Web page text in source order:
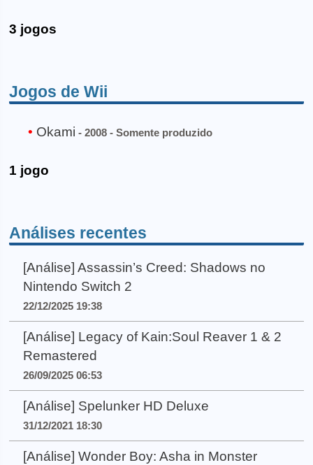
3 jogos
Jogos de Wii
Okami - 2008 - Somente produzido
1 jogo
Análises recentes
[Análise] Assassin’s Creed: Shadows no
Nintendo Switch 2
22/12/2025 19:38
[Análise] Legacy of Kain:Soul Reaver 1 & 2
Remastered
26/09/2025 06:53
[Análise] Spelunker HD Deluxe
31/12/2021 18:30
[Análise] Wonder Boy: Asha in Monster